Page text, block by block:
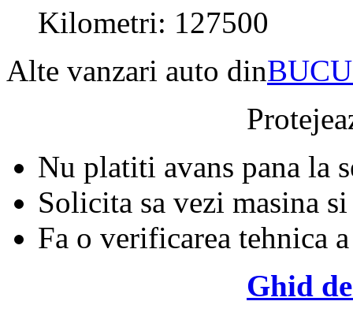
Kilometri: 127500
Alte vanzari auto din
Nu platiti avans pana la
Solicita sa vezi masina si
Fa o verificarea tehnica
Ghid